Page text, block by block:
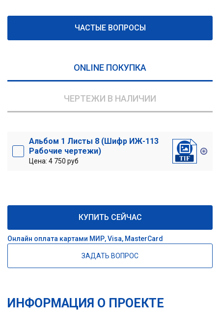
ЧАСТЫЕ ВОПРОСЫ
ONLINE ПОКУПКА
ЧЕРТЕЖИ В НАЛИЧИИ
Альбом 1 Листы 8 (Шифр ИЖ-113
Рабочие чертежи)
Цена: 4 750 руб
КУПИТЬ СЕЙЧАС
Онлайн оплата картами МИР, Visa, MasterCard
ЗАДАТЬ ВОПРОС
ИНФОРМАЦИЯ О ПРОЕКТЕ